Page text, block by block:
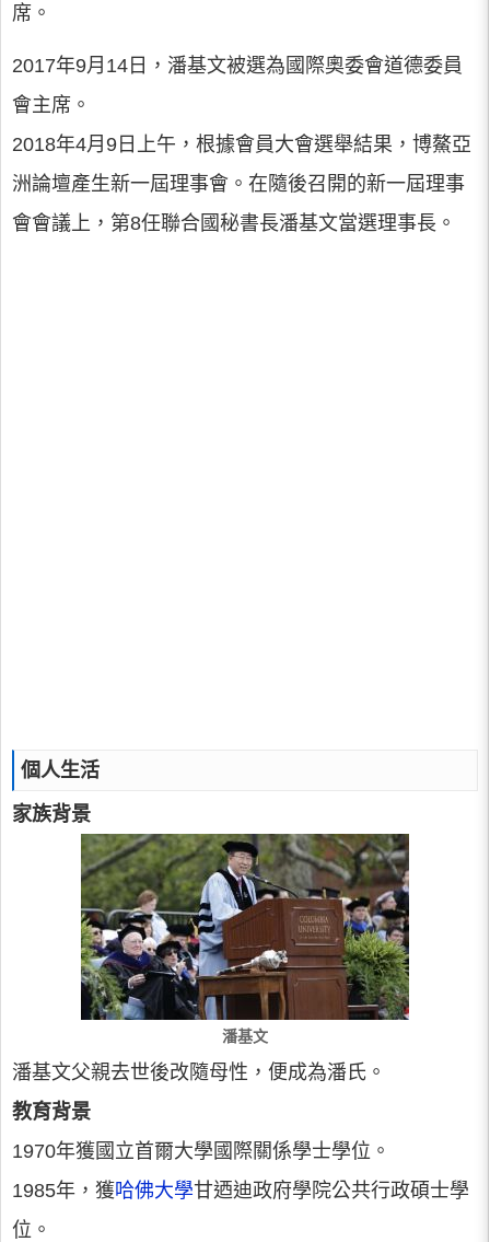
席。
2017年9月14日，潘基文被選為國際奧委會道德委員
會主席。
2018年4月9日上午，根據會員大會選舉結果，博鰲亞
洲論壇產生新一屆理事會。在隨後召開的新一屆理事
會會議上，第8任聯合國秘書長潘基文當選理事長。
個人生活
家族背景
潘基文
潘基文父親去世後改隨母性，便成為潘氏。
教育背景
1970年獲國立首爾大學國際關係學士學位。
1985年，獲哈佛大學甘迺迪政府學院公共行政碩士學
位。